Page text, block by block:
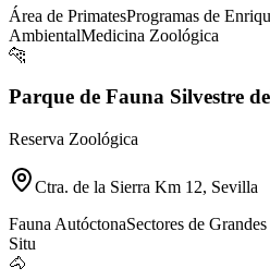
Área de PrimatesProgramas de
AmbientalMedicina Zoológica
🐆
Parque de Fauna Silvestre
Reserva Zoológica
Ctra. de la Sierra Km 12, Sevilla
Fauna AutóctonaSectores de
Situ
🐴